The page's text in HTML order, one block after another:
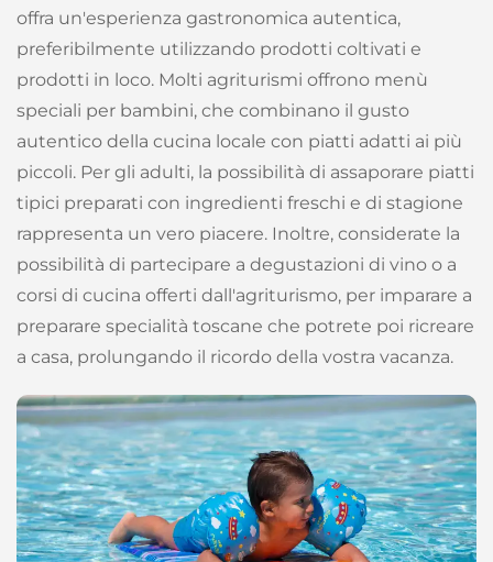
offra un'esperienza gastronomica autentica,
preferibilmente utilizzando prodotti coltivati e
prodotti in loco. Molti agriturismi offrono menù
speciali per bambini, che combinano il gusto
autentico della cucina locale con piatti adatti ai più
piccoli. Per gli adulti, la possibilità di assaporare piatti
tipici preparati con ingredienti freschi e di stagione
rappresenta un vero piacere. Inoltre, considerate la
possibilità di partecipare a degustazioni di vino o a
corsi di cucina offerti dall'agriturismo, per imparare a
preparare specialità toscane che potrete poi ricreare
a casa, prolungando il ricordo della vostra vacanza.